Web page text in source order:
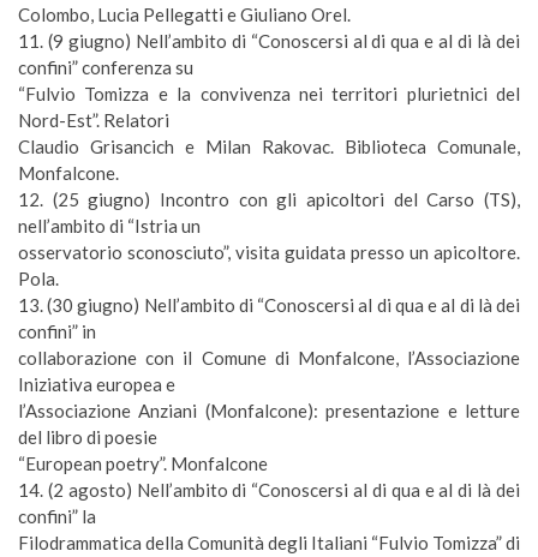
Colombo, Lucia Pellegatti e Giuliano Orel.
11. (9 giugno) Nell’ambito di “Conoscersi al di qua e al di là dei
confini” conferenza su
“Fulvio Tomizza e la convivenza nei territori plurietnici del
Nord-Est”. Relatori
Claudio Grisancich e Milan Rakovac. Biblioteca Comunale,
Monfalcone.
12. (25 giugno) Incontro con gli apicoltori del Carso (TS),
nell’ambito di “Istria un
osservatorio sconosciuto”, visita guidata presso un apicoltore.
Pola.
13. (30 giugno) Nell’ambito di “Conoscersi al di qua e al di là dei
confini” in
collaborazione con il Comune di Monfalcone, l’Associazione
Iniziativa europea e
l’Associazione Anziani (Monfalcone): presentazione e letture
del libro di poesie
“European poetry”. Monfalcone
14. (2 agosto) Nell’ambito di “Conoscersi al di qua e al di là dei
confini” la
Filodrammatica della Comunità degli Italiani “Fulvio Tomizza” di